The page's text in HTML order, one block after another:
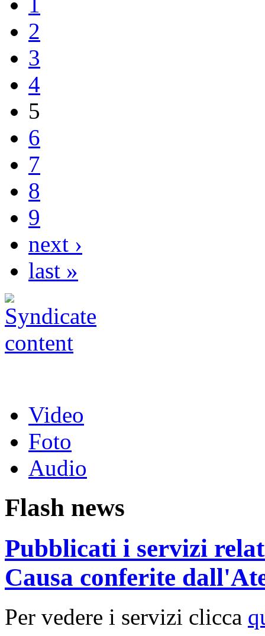
2
3
4
5
6
7
8
9
next ›
last »
Video
Foto
Audio
Flash news
Pubblicati i servizi
Causa conferite
Per vedere i servizi clicca